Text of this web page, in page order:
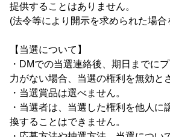
提供することはありません。
(法令等により開示を求められた場合
【当選について】
・DMでの当選連絡後、期日までに
力がない場合、当選の権利を無効と
・当選賞品は選べません。
・当選者は、当選した権利を他人に
換することはできません。